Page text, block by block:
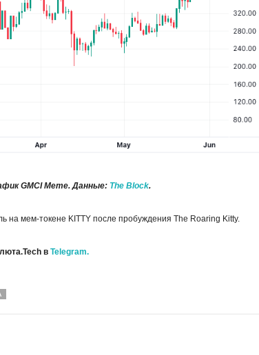
GMCI Meme. Данные: The Block.
на мем-токене KITTY после пробуждения The Roaring Kitty.
в Telegram.